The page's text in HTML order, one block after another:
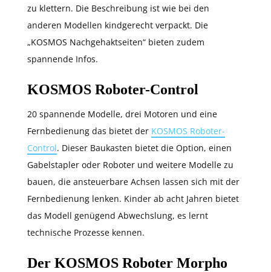
zu klettern. Die Beschreibung ist wie bei den
anderen Modellen kindgerecht verpackt. Die
„KOSMOS Nachgehaktseiten“ bieten zudem
spannende Infos.
KOSMOS Roboter-Control
20 spannende Modelle, drei Motoren und eine
Fernbedienung das bietet der KOSMOS Roboter-
Control. Dieser Baukasten bietet die Option, einen
Gabelstapler oder Roboter und weitere Modelle zu
bauen, die ansteuerbare Achsen lassen sich mit der
Fernbedienung lenken. Kinder ab acht Jahren bietet
das Modell genügend Abwechslung, es lernt
technische Prozesse kennen.
Der KOSMOS Roboter Morpho